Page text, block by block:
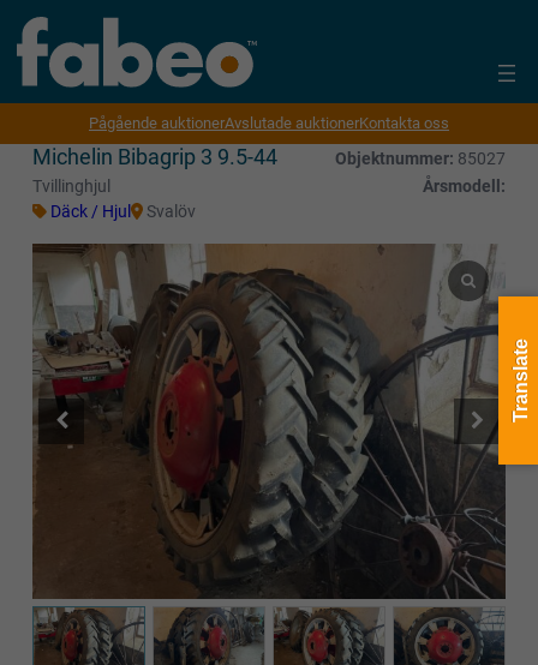
Pågående auktionerAvslutade auktionerKontakta oss
Michelin Bibagrip 3 9.5-44 Objektnummer: 85027
Tvillinghjul
Årsmodell:
Däck / Hjul
Svalöv
Translate